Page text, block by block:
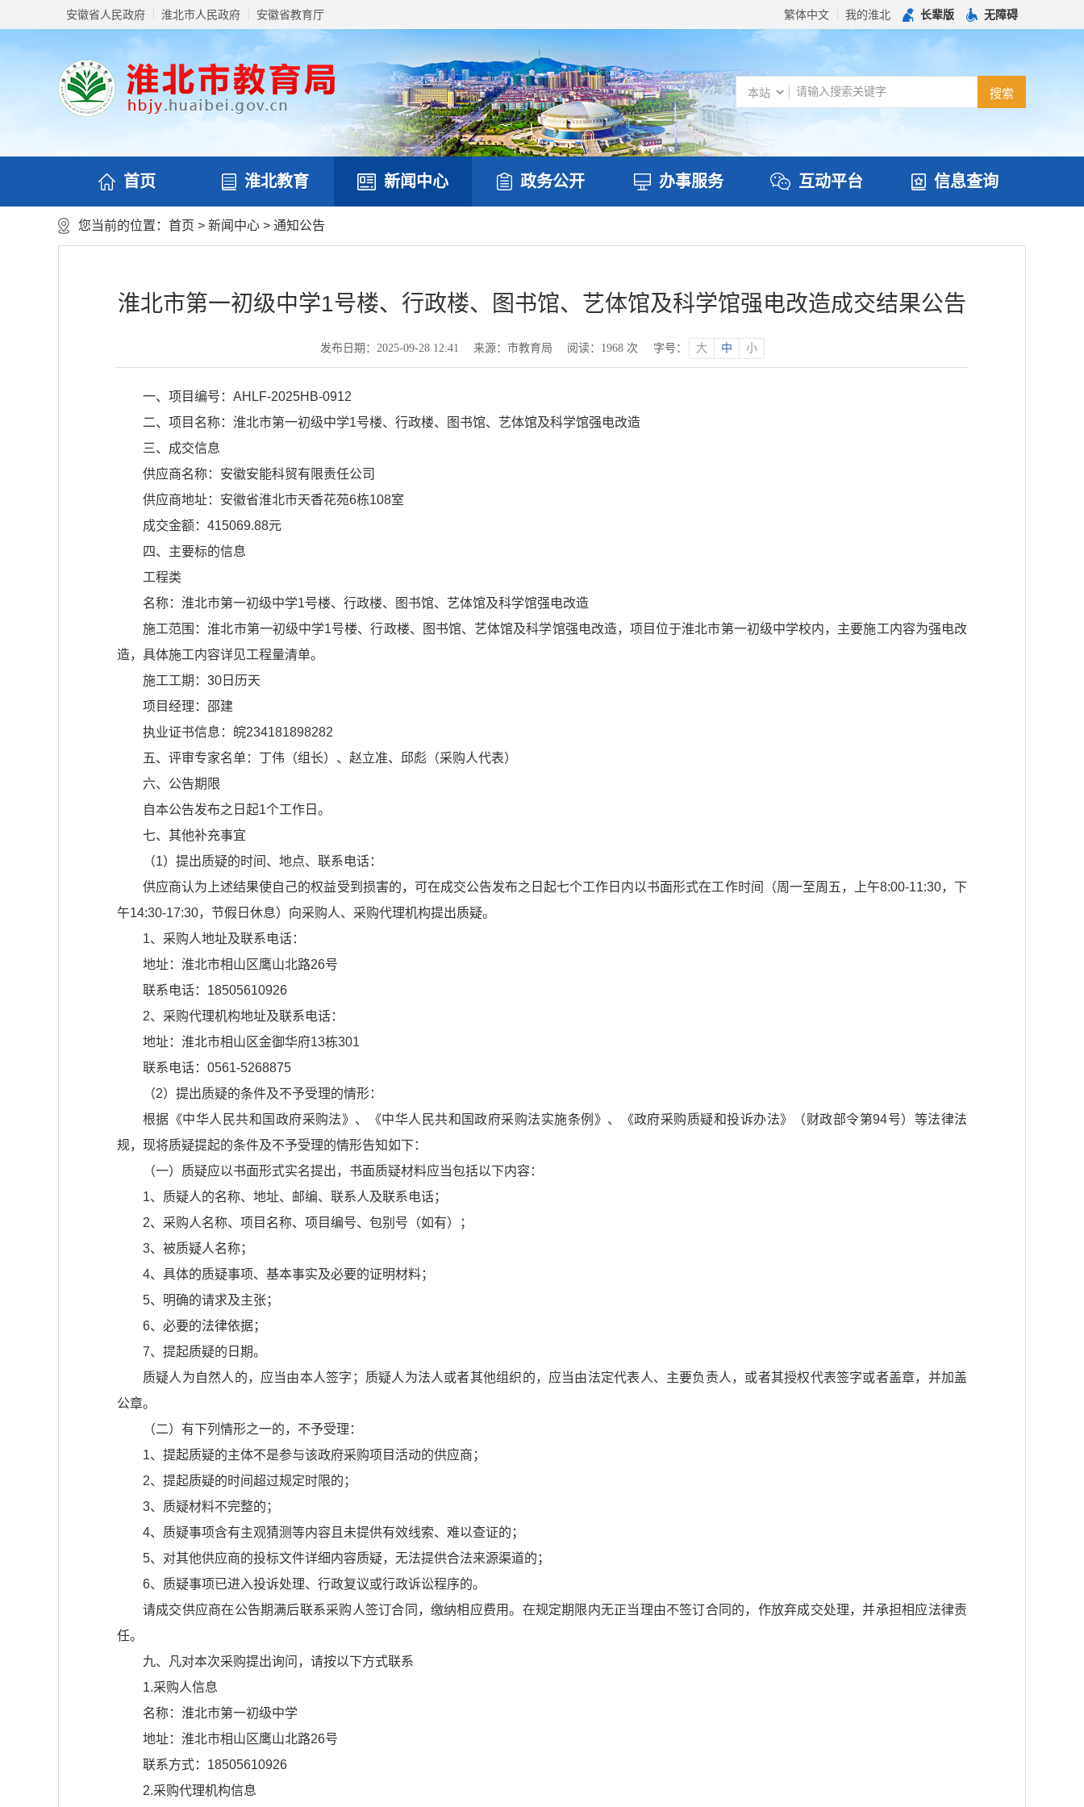
安徽省人民政府 淮北市人民政府 安徽省教育厅 繁体中文 我的淮北 长辈版 无障碍
首页 淮北教育 新闻中心 政务公开 办事服务 互动平台 信息查询
您当前的位置： 首页 > 新闻中心 > 通知公告
淮北市第一初级中学1号楼、行政楼、图书馆、艺体馆及科学馆强电改造成交结果公告
发布日期：2025-09-28 12:41 来源：市教育局 阅读： 1968次 字号： 大 中 小
一、项目编号：AHLF-2025HB-0912
二、项目名称：淮北市第一初级中学1号楼、行政楼、图书馆、艺体馆及科学馆强电改造
三、成交信息
供应商名称：安徽安能科贸有限责任公司
供应商地址：安徽省淮北市天香花苑6栋108室
成交金额：415069.88元
四、主要标的信息
工程类
名称：淮北市第一初级中学1号楼、行政楼、图书馆、艺体馆及科学馆强电改造
施工范围：淮北市第一初级中学1号楼、行政楼、图书馆、艺体馆及科学馆强电改造，项目位于淮北市第一初级中学校内，主要施工内容为强电改
造，具体施工内容详见工程量清单。
施工工期：30日历天
项目经理：邵建
执业证书信息：皖234181898282
五、评审专家名单：丁伟（组长）、赵立准、邱彪（采购人代表）
六、公告期限
自本公告发布之日起1个工作日。
七、其他补充事宜
（1）提出质疑的时间、地点、联系电话：
供应商认为上述结果使自己的权益受到损害的，可在成交公告发布之日起七个工作日内以书面形式在工作时间（周一至周五，上午8:00-11:30，下
午14:30-17:30，节假日休息）向采购人、采购代理机构提出质疑。
1、采购人地址及联系电话：
地址：淮北市相山区鹰山北路26号
联系电话：18505610926
2、采购代理机构地址及联系电话：
地址：淮北市相山区金御华府13栋301
联系电话：0561-5268875
（2）提出质疑的条件及不予受理的情形：
根据《中华人民共和国政府采购法》、《中华人民共和国政府采购法实施条例》、《政府采购质疑和投诉办法》（财政部令第94号）等法律法
规，现将质疑提起的条件及不予受理的情形告知如下：
（一）质疑应以书面形式实名提出，书面质疑材料应当包括以下内容：
1、质疑人的名称、地址、邮编、联系人及联系电话；
2、采购人名称、项目名称、项目编号、包别号（如有）；
3、被质疑人名称；
4、具体的质疑事项、基本事实及必要的证明材料；
5、明确的请求及主张；
6、必要的法律依据；
7、提起质疑的日期。
质疑人为自然人的，应当由本人签字；质疑人为法人或者其他组织的，应当由法定代表人、主要负责人，或者其授权代表签字或者盖章，并加盖
公章。
（二）有下列情形之一的，不予受理：
1、提起质疑的主体不是参与该政府采购项目活动的供应商；
2、提起质疑的时间超过规定时限的；
3、质疑材料不完整的；
4、质疑事项含有主观猜测等内容且未提供有效线索、难以查证的；
5、对其他供应商的投标文件详细内容质疑，无法提供合法来源渠道的；
6、质疑事项已进入投诉处理、行政复议或行政诉讼程序的。
请成交供应商在公告期满后联系采购人签订合同，缴纳相应费用。在规定期限内无正当理由不签订合同的，作放弃成交处理，并承担相应法律责
任。
九、凡对本次采购提出询问，请按以下方式联系
1.采购人信息
名称：淮北市第一初级中学
地址：淮北市相山区鹰山北路26号
联系方式：18505610926
2.采购代理机构信息